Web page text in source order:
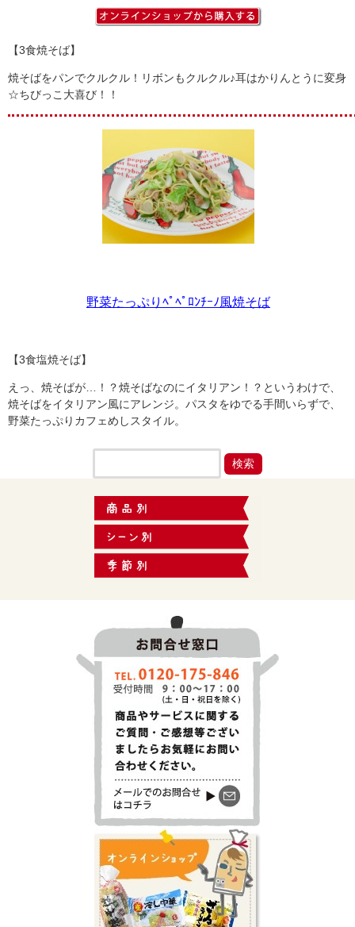
【3食焼そば】
焼そばをパンでクルクル！リボンもクルクル♪耳はかりんとうに変身
☆ちびっこ大喜び！！
野菜たっぷりﾍﾟﾍﾟﾛﾝﾁｰﾉ風焼そば
【3食塩焼そば】
えっ、焼そばが…！？焼そばなのにイタリアン！？というわけで、
焼そばをイタリアン風にアレンジ。パスタをゆでる手間いらずで、
野菜たっぷりカフェめしスタイル。